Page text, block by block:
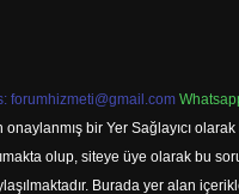
forumhizmeti@gmail.com
bir Yer Sağlayıcı
olup, siteye üye olarak bu
Burada yer alan